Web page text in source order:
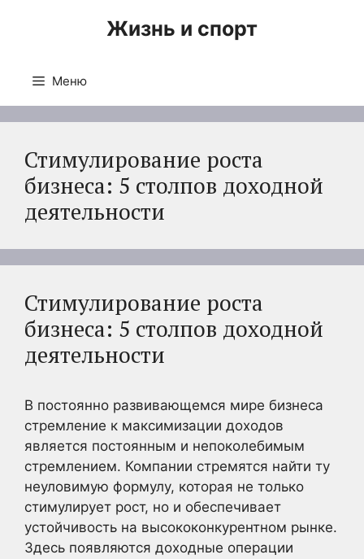
Жизнь и спорт
Меню
Стимулирование роста
бизнеса: 5 столпов доходной
деятельности
Стимулирование роста
бизнеса: 5 столпов доходной
деятельности
В постоянно развивающемся мире бизнеса
стремление к максимизации доходов
является постоянным и непоколебимым
стремлением. Компании стремятся найти ту
неуловимую формулу, которая не только
стимулирует рост, но и обеспечивает
устойчивость на высококонкурентном рынке.
Здесь появляются доходные операции